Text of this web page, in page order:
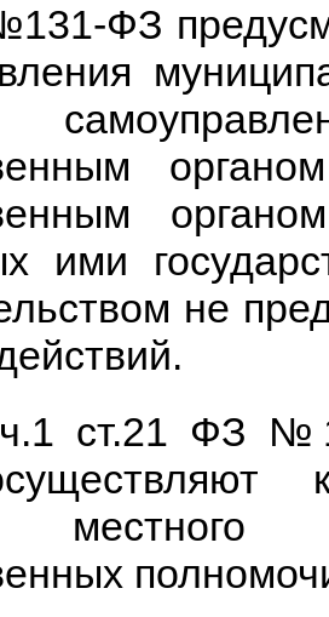
ФЗ
ими
не
ст.21 ФЗ
местного